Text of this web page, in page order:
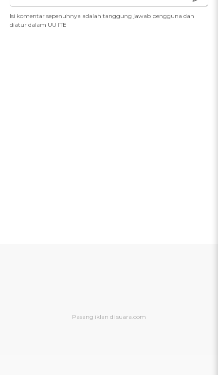
Isi komentar sepenuhnya adalah tanggung jawab pengguna dan
diatur dalam UU ITE